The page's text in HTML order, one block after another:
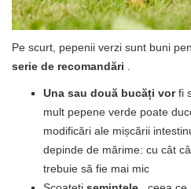
Pe scurt, pepenii verzi sunt buni
serie de recomandări .
Una sau două bucăți vorfi
mult pepene verde poate
modificări ale mișcării
depinde de mărime: cu cât
trebuie să fie mai mic